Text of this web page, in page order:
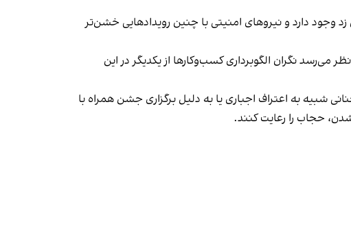
دارد و نیروهای امنیتی با چنین رویدادهایی خشن‌تر
نگران الگوبرداری کسب‌وکارها از یکدیگر در این
شبیه به اعتراف اجباری یا به دلیل برگزاری جشن همراه با
حجاب را رعایت کنند.